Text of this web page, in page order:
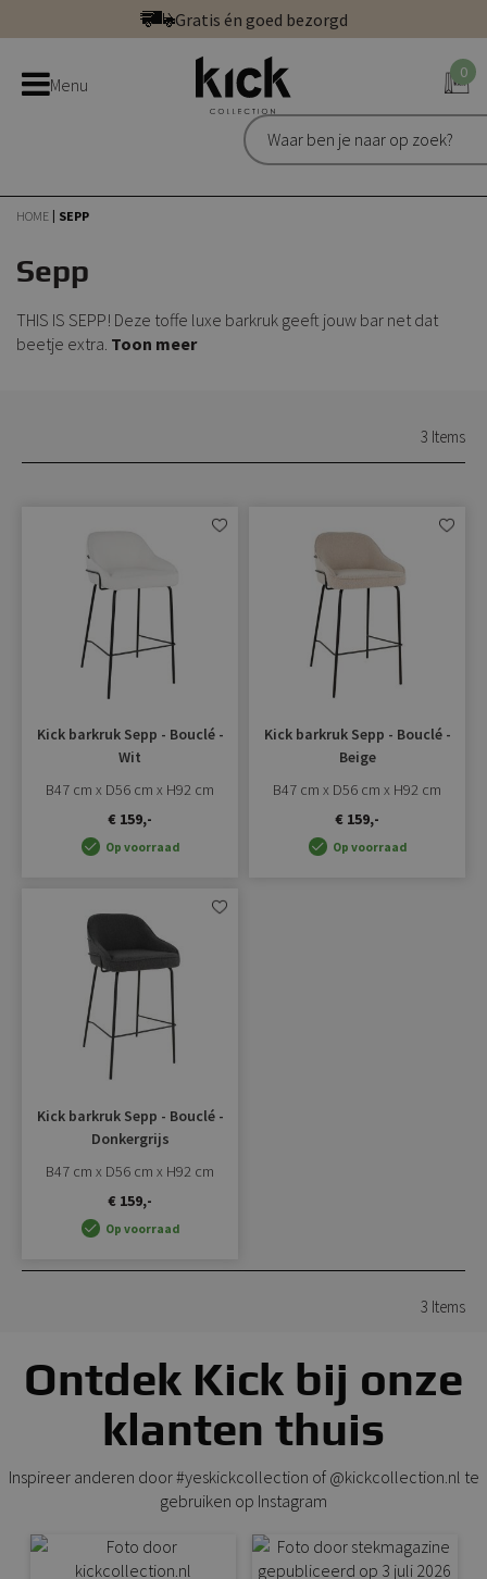
direct
naar
Gratis én goed bezorgd
Bestel bij de officiële Kick webshop
Uitstekend | 300+ reviews
Gratis én goed bezorgd
Menu
0
HOME SEPP
Sepp
THIS IS SEPP! Deze toffe luxe barkruk geeft jouw bar net dat
beetje extra. Toon meer
3 Items
Kick barkruk Sepp - Bouclé -
Wit
B47 cm x D56 cm x H92 cm
€ 159,-
Op voorraad
Kick barkruk Sepp - Bouclé -
Beige
B47 cm x D56 cm x H92 cm
€ 159,-
Op voorraad
Kick barkruk Sepp - Bouclé -
Donkergrijs
B47 cm x D56 cm x H92 cm
€ 159,-
Op voorraad
3 Items
Ontdek Kick bij onze
klanten thuis
Inspireer anderen door #yeskickcollection of @kickcollection.nl te
gebruiken op Instagram